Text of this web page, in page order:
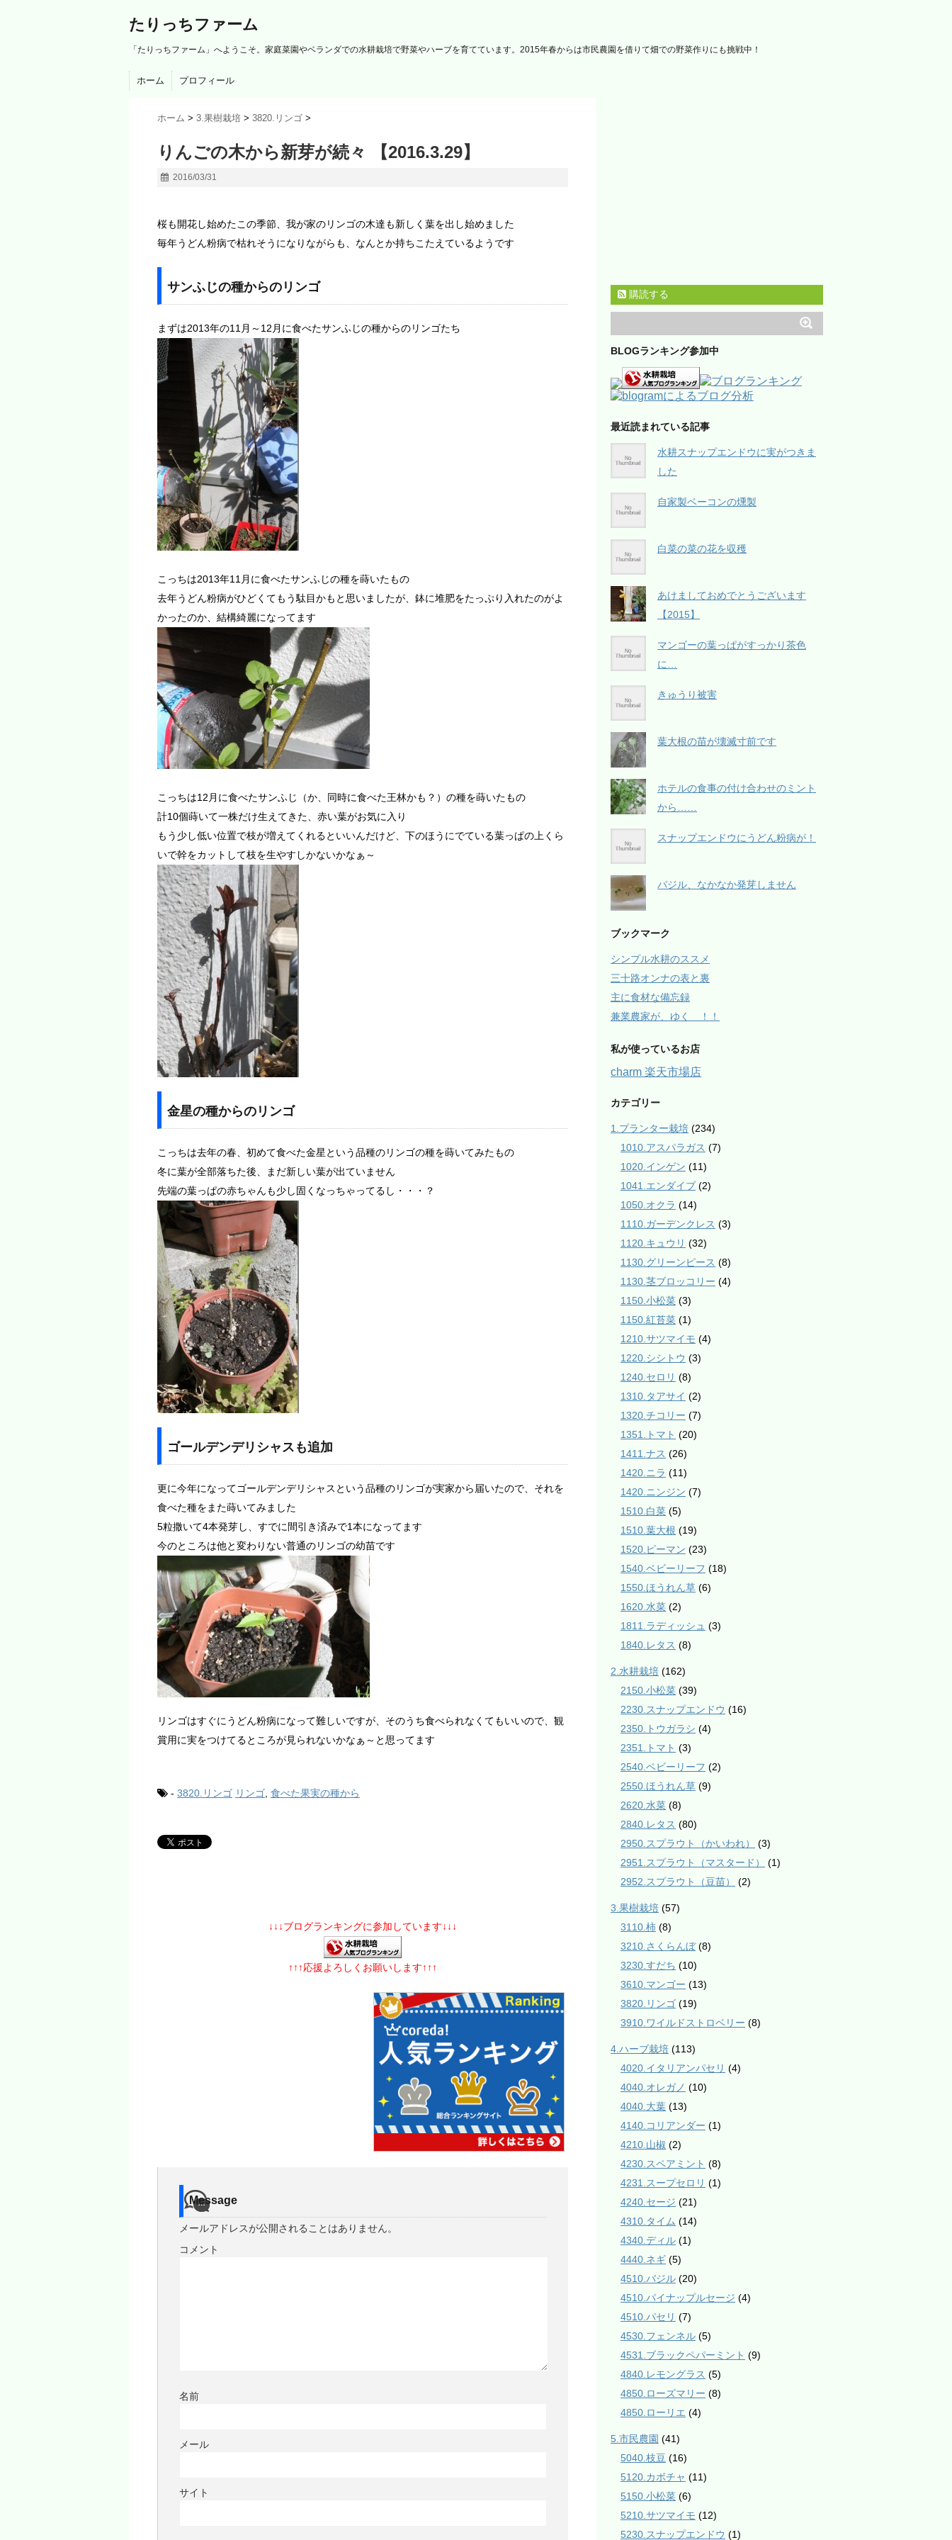
たりっちファーム
「たりっちファーム」へようこそ。家庭菜園やベランダでの水耕栽培で野菜やハーブを育てています。2015年春からは市民農園を借りて畑での野菜作りにも挑戦中！
ホーム プロフィール
ホーム > 3.果樹栽培 > 3820.リンゴ >
りんごの木から新芽が続々 【2016.3.29】
2016/03/31
桜も開花し始めたこの季節、我が家のリンゴの木達も新しく葉を出し始めました
毎年うどん粉病で枯れそうになりながらも、なんとか持ちこたえているようです
サンふじの種からのリンゴ
まずは2013年の11月～12月に食べたサンふじの種からのリンゴたち
こっちは2013年11月に食べたサンふじの種を蒔いたもの
去年うどん粉病がひどくてもう駄目かもと思いましたが、鉢に堆肥をたっぷり入れたのがよ
かったのか、結構綺麗になってます
こっちは12月に食べたサンふじ（か、同時に食べた王林かも？）の種を蒔いたもの
計10個蒔いて一株だけ生えてきた、赤い葉がお気に入り
もう少し低い位置で枝が増えてくれるといいんだけど、下のほうにでている葉っぱの上くら
いで幹をカットして枝を生やすしかないかなぁ～
金星の種からのリンゴ
こっちは去年の春、初めて食べた金星という品種のリンゴの種を蒔いてみたもの
冬に葉が全部落ちた後、まだ新しい葉が出ていません
先端の葉っぱの赤ちゃんも少し固くなっちゃってるし・・・？
ゴールデンデリシャスも追加
更に今年になってゴールデンデリシャスという品種のリンゴが実家から届いたので、それを
食べた種をまた蒔いてみました
5粒撒いて4本発芽し、すでに間引き済みで1本になってます
今のところは他と変わりない普通のリンゴの幼苗です
リンゴはすぐにうどん粉病になって難しいですが、そのうち食べられなくてもいいので、観
賞用に実をつけてるところが見られないかなぁ～と思ってます
- 3820.リンゴ リンゴ 食べた果実の種から
↓↓↓ブログランキングに参加しています↓↓↓
↑↑↑応援よろしくお願いします↑↑↑
Message
メールアドレスが公開されることはありません。
コメント
名前
メール
サイト
購読する
BLOGランキング参加中
最近読まれている記事
水耕スナップエンドウに実がつきま
した
自家製ベーコンの燻製
白菜の菜の花を収穫
あけましておめでとうございます
【2015】
マンゴーの葉っぱがすっかり茶色
に…
きゅうり被害
葉大根の苗が壊滅寸前です
ホテルの食事の付け合わせのミント
から……
スナップエンドウにうどん粉病が！
バジル、なかなか発芽しません
ブックマーク
シンプル水耕のススメ
三十路オンナの表と裏
主に食材な備忘録
兼業農家が、ゆく ！！
私が使っているお店
charm 楽天市場店
カテゴリー
1.プランター栽培 (234)
1010.アスパラガス (7)
1020.インゲン (11)
1041.エンダイブ (2)
1050.オクラ (14)
1110.ガーデンクレス (3)
1120.キュウリ (32)
1130.グリーンピース (8)
1130.茎ブロッコリー (4)
1150.小松菜 (3)
1150.紅苔菜 (1)
1210.サツマイモ (4)
1220.シシトウ (3)
1240.セロリ (8)
1310.タアサイ (2)
1320.チコリー (7)
1351.トマト (20)
1411.ナス (26)
1420.ニラ (11)
1420.ニンジン (7)
1510.白菜 (5)
1510.葉大根 (19)
1520.ピーマン (23)
1540.ベビーリーフ (18)
1550.ほうれん草 (6)
1620.水菜 (2)
1811.ラディッシュ (3)
1840.レタス (8)
2.水耕栽培 (162)
2150.小松菜 (39)
2230.スナップエンドウ (16)
2350.トウガラシ (4)
2351.トマト (3)
2540.ベビーリーフ (2)
2550.ほうれん草 (9)
2620.水菜 (8)
2840.レタス (80)
2950.スプラウト（かいわれ）
(3)
2951.スプラウト（マスタード）
(1)
2952.スプラウト（豆苗）
(2)
3.果樹栽培 (57)
3110.柿 (8)
3210.さくらんぼ(8)
3230.すだち (10)
3610.マンゴー (13)
3820.リンゴ (19)
3910.ワイルドストロベリー (8)
4.ハーブ栽培 (113)
4020.イタリアンパセリ (4)
4040.オレガノ (10)
4040.大葉 (13)
4140.コリアンダー (1)
4210.山椒 (2)
4230.スペアミント (8)
4231.スープセロリ (1)
4240.セージ (21)
4310.タイム (14)
4340.ディル (1)
4440.ネギ (5)
4510.バジル (20)
4510.パイナップルセージ (4)
4510.パセリ (7)
4530.フェンネル (5)
4531.ブラックペパーミント (9)
4840.レモングラス (5)
4850.ローズマリー (8)
4850.ローリエ (4)
5.市民農園 (41)
5040.枝豆 (16)
5120.カボチャ (11)
5150.小松菜 (6)
5210.サツマイモ (12)
5230.スナップエンドウ (1)